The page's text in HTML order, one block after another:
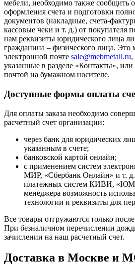
мебели, необходимо также сообщить
оформления счета и подготовки
документов (накладные, счета-
кассовые чеки и т. д.) от покупателя
нам реквизиты юридического лица
гражданина – физического лица. Это
электронной почте sale@mebmetall.ru,
указанные в разделе «Контакты»,
почтой на бумажном носителе.
Доступные формы оплаты
Для оплаты заказа необходимо
расчетный счет организации:
через банк для юридических
указанным в счете;
банковской картой онлайн;
с применением систем
МИР, «Сбербанк Онлайн» и т.
платежных систем КИВИ,
менеджера возможность
технологии и реквизиты для
Все товары отгружаются только
При безналичном перечислении
зачислении на наш расчетный счет.
Доставка в Москве и